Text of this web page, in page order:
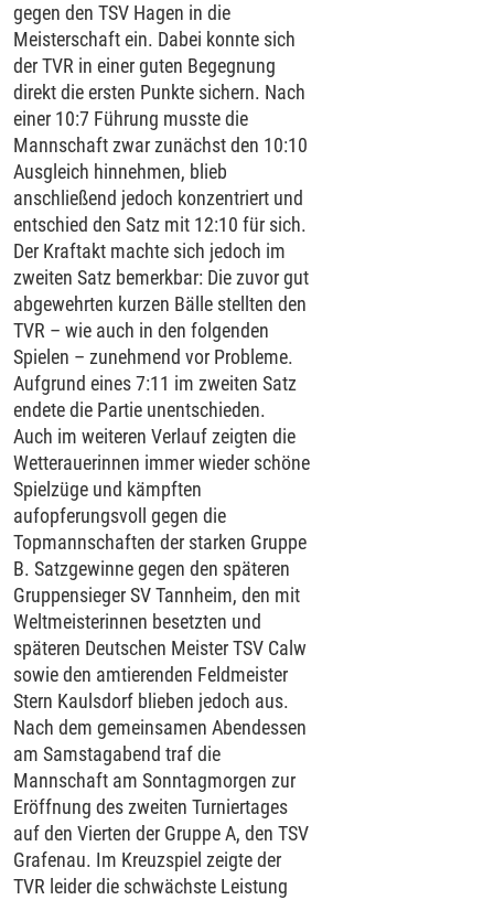
gegen den TSV Hagen in die
Meisterschaft ein. Dabei konnte sich
der TVR in einer guten Begegnung
direkt die ersten Punkte sichern. Nach
einer 10:7 Führung musste die
Mannschaft zwar zunächst den 10:10
Ausgleich hinnehmen, blieb
anschließend jedoch konzentriert und
entschied den Satz mit 12:10 für sich.
Der Kraftakt machte sich jedoch im
zweiten Satz bemerkbar: Die zuvor gut
abgewehrten kurzen Bälle stellten den
TVR – wie auch in den folgenden
Spielen – zunehmend vor Probleme.
Aufgrund eines 7:11 im zweiten Satz
endete die Partie unentschieden.
Auch im weiteren Verlauf zeigten die
Wetterauerinnen immer wieder schöne
Spielzüge und kämpften
aufopferungsvoll gegen die
Topmannschaften der starken Gruppe
B. Satzgewinne gegen den späteren
Gruppensieger SV Tannheim, den mit
Weltmeisterinnen besetzten und
späteren Deutschen Meister TSV Calw
sowie den amtierenden Feldmeister
Stern Kaulsdorf blieben jedoch aus.
Nach dem gemeinsamen Abendessen
am Samstagabend traf die
Mannschaft am Sonntagmorgen zur
Eröffnung des zweiten Turniertages
auf den Vierten der Gruppe A, den TSV
Grafenau. Im Kreuzspiel zeigte der
TVR leider die schwächste Leistung